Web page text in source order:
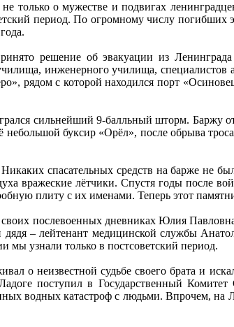
только о мужестве и подвигах
период. По огромному числу
решение об эвакуации из
инженерного училища,
рядом с которой находился порт
сильнейший 9-балльный шторм. Баржу
буксир «Орёл», после обрыва троса
спасательных средств на барже не
вражеские лётчики. Спустя годы после
плиту с их именами. Теперь этот
послевоенных дневниках Юлия
– лейтенант медицинской службы
узнали только в постсоветский период.
о неизвестной судьбе своего брата и
поступил в Государственный
водных катастроф с людьми. Впрочем, на